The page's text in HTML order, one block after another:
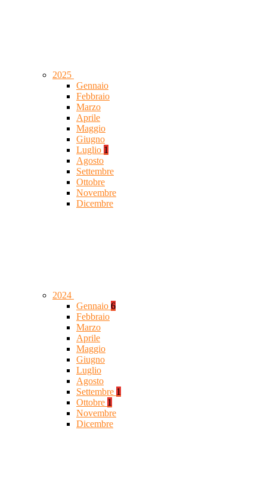
2025
Gennaio
Febbraio
Marzo
Aprile
Maggio
Giugno
Luglio 1
Agosto
Settembre
Ottobre
Novembre
Dicembre
2024
Gennaio 6
Febbraio
Marzo
Aprile
Maggio
Giugno
Luglio
Agosto
Settembre 1
Ottobre 1
Novembre
Dicembre